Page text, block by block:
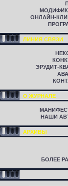
ОНЛАЙН-
ЛИНИЯ СВЯЗИ
ЭРУДИТ-
О ЖУРНАЛЕ
НАШИ
АРХИВЫ
БОЛЕЕ